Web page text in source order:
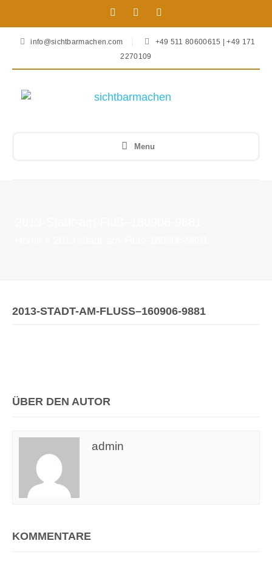
info@sichtbarmachen.com
+49 511 80600615 | +49 171
2270109
Menu
2013-STADT-AM-FLUSS–160906-9881
ÜBER DEN AUTOR
admin
KOMMENTARE